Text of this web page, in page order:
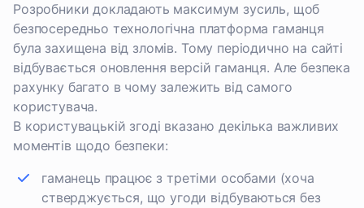
Розробники докладають максимум зусиль, щоб
безпосередньо технологічна платформа гаманця
була захищена від зломів. Тому періодично на сайті
відбувається оновлення версій гаманця. Але безпека
рахунку багато в чому залежить від самого
користувача.
В користувацькій згоді вказано декілька важливих
моментів щодо безпеки:
гаманець працює з третіми особами (хоча
стверджується, що угоди відбуваються без